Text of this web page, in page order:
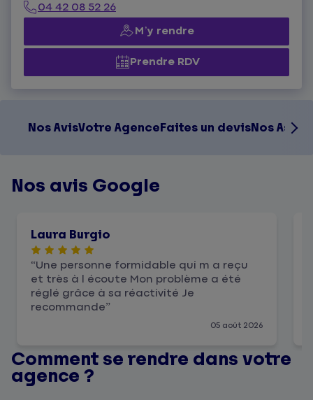
04 42 08 52 26
M’y rendre
Prendre RDV
Nos AvisVotre AgenceFaites un devisNos
Nos avis Google
Laura Burgio
05 août 2026
Une personne formidable qui m a reçu
et très à l écoute Mon problème a été
réglé grâce à sa réactivité Je
recommande
Comment se rendre dans votre
agence ?